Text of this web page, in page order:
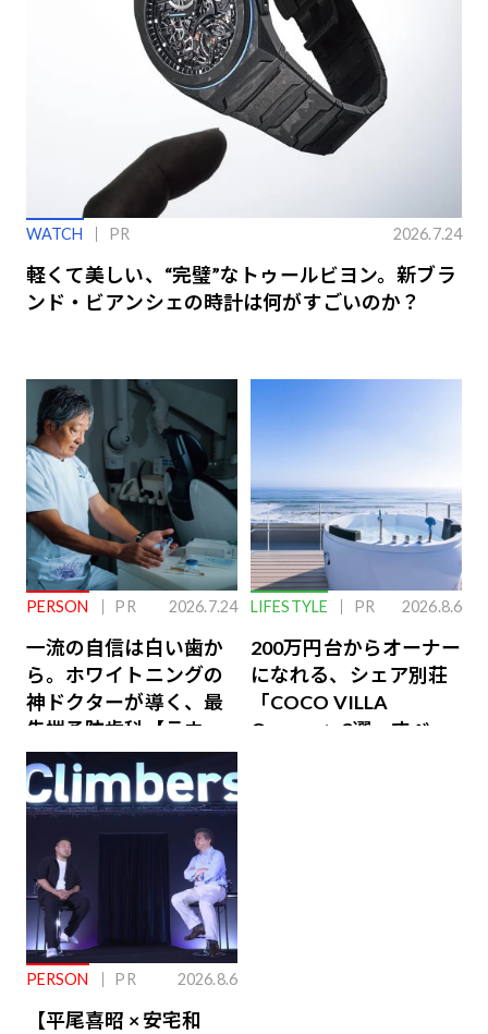
WATCH PR 2026.7.24
軽くて美しい、“完璧”なトゥールビヨン。新ブラ
ンド・ビアンシェの時計は何がすごいのか？
PERSON PR 2026.7.24
一流の自信は白い歯か
ら。ホワイトニングの
神ドクターが導く、最
先端予防歯科【ラウン
ジ会員特典あり】
LIFESTYLE PR 2026.8.6
200万円台からオーナー
になれる、シェア別荘
「COCO VILLA
Owners」3選。すべて
PERSON PR 2026.8.6
【平尾喜昭 × 安宅和